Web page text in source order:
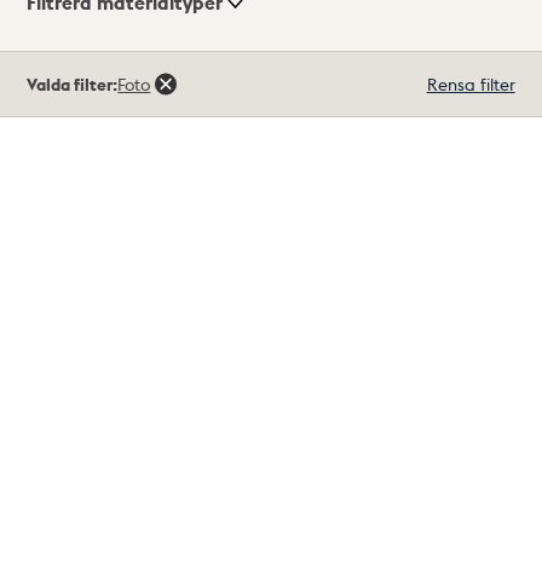
Visningsläge
träffar
Valda filter:Foto Rensa filter